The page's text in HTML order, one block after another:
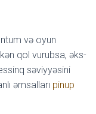
və oyun
qol vurubsa, əks-
səviyyəsini
əmsalları pinup